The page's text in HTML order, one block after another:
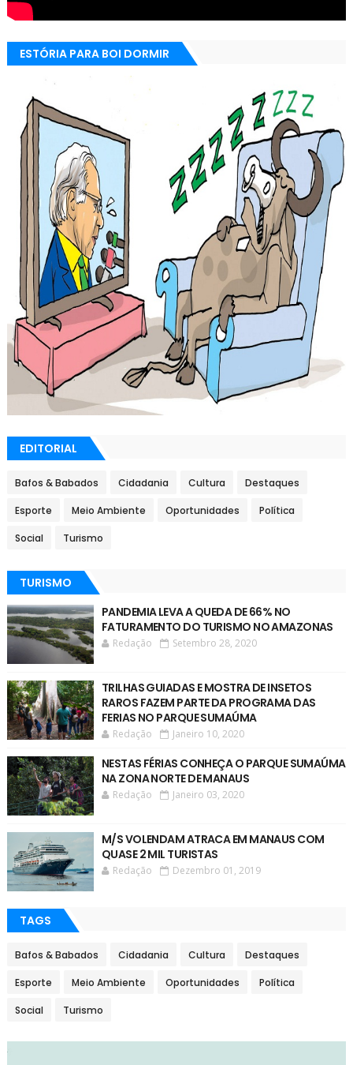
ESTÓRIA PARA BOI DORMIR
EDITORIAL
Bafos & Babados Cidadania Cultura Destaques
Esporte Meio Ambiente Oportunidades Política
Social Turismo
TURISMO
PANDEMIA LEVA A QUEDA DE 66% NO
FATURAMENTO DO TURISMO NO AMAZONAS
Redação Setembro 28, 2020
TRILHAS GUIADAS E MOSTRA DE INSETOS
RAROS FAZEM PARTE DA PROGRAMA DAS
FERIAS NO PARQUE SUMAÚMA
Redação Janeiro 10, 2020
NESTAS FÉRIAS CONHEÇA O PARQUE SUMAÚMA
NA ZONA NORTE DE MANAUS
Redação Janeiro 03, 2020
M/S VOLENDAM ATRACA EM MANAUS COM
QUASE 2 MIL TURISTAS
Redação Dezembro 01, 2019
TAGS
Bafos & Babados Cidadania Cultura Destaques
Esporte Meio Ambiente Oportunidades Política
Social Turismo